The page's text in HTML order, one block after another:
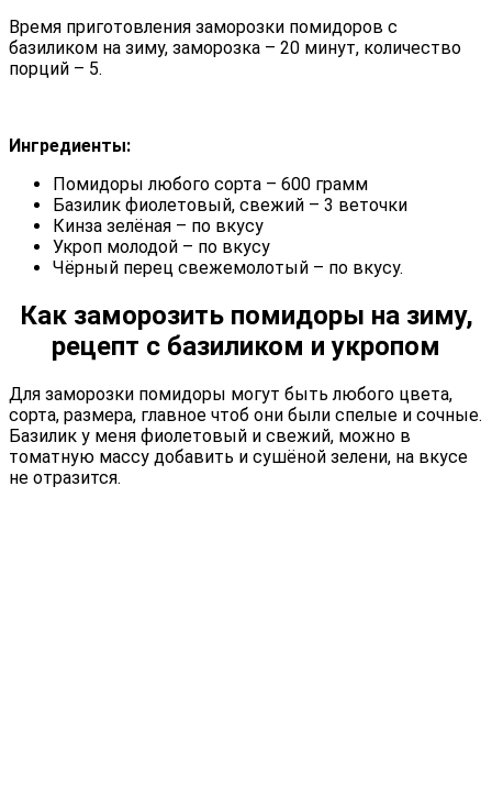
Время приготовления заморозки помидоров с
базиликом на зиму, заморозка – 20 минут, количество
порций – 5.
Ингредиенты:
Помидоры любого сорта – 600 грамм
Базилик фиолетовый, свежий – 3 веточки
Кинза зелёная – по вкусу
Укроп молодой – по вкусу
Чёрный перец свежемолотый – по вкусу.
Как заморозить помидоры на зиму,
рецепт с базиликом и укропом
Для заморозки помидоры могут быть любого цвета,
сорта, размера, главное чтоб они были спелые и сочные.
Базилик у меня фиолетовый и свежий, можно в
томатную массу добавить и сушёной зелени, на вкусе
не отразится.